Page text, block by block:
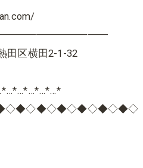
田区横田2-1-32